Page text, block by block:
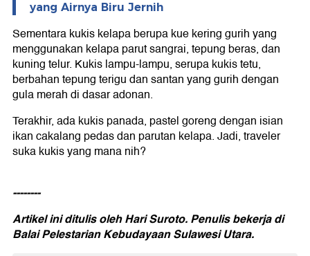
yang Airnya Biru Jernih
Sementara kukis kelapa berupa kue kering gurih yang
menggunakan kelapa parut sangrai, tepung beras, dan
kuning telur. Kukis lampu-lampu, serupa kukis tetu,
berbahan tepung terigu dan santan yang gurih dengan
gula merah di dasar adonan.
Terakhir, ada kukis panada, pastel goreng dengan isian
ikan cakalang pedas dan parutan kelapa. Jadi, traveler
suka kukis yang mana nih?
--------
Artikel ini ditulis oleh Hari Suroto. Penulis bekerja di
Balai Pelestarian Kebudayaan Sulawesi Utara.